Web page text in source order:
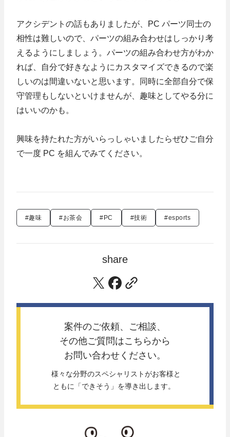
アクシデントの話もありましたが、PC パーツ同士の
相性は難しいので、パーツの組み合わせはしっかり考
えるようにしましょう。パーツの組み合わせ方がわか
れば、自分で好きなようにカスタマイズできるので楽
しいのは間違いないと思います。同時に全部自分で保
守管理もしないといけませんが、趣味としてやる分に
はいいのかも。
興味を持たれた方がいらっしゃいましたらぜひご自分
で一度 PC を組んでみてください。
#趣味 #お茶会 #PC #技術 #esports
share
案件のご依頼、ご相談、
その他ご質問はこちらから
お問い合わせください。
様々な分野のスペシャリストがお客様と
ともに「できそう」を導き出します。